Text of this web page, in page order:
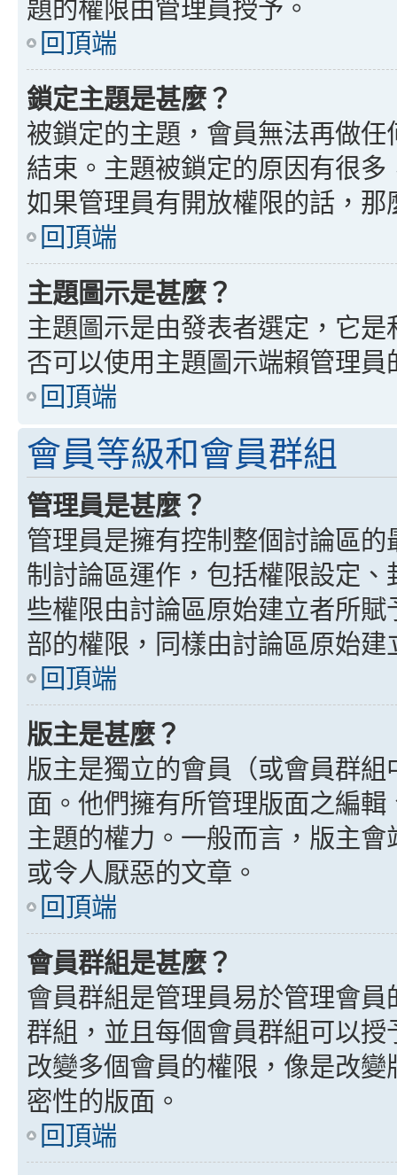
題的權限由管理員授予。
回頂端
鎖定主題是甚麼？
被鎖定的主題，會員無法再做
結束。主題被鎖定的原因有很
如果管理員有開放權限的話，
回頂端
主題圖示是甚麼？
主題圖示是由發表者選定，它
否可以使用主題圖示端賴管理員
回頂端
會員等級和會員群組
管理員是甚麼？
管理員是擁有控制整個討論區
制討論區運作，包括權限設定
些權限由討論區原始建立者所
部的權限，同樣由討論區原始建
回頂端
版主是甚麼？
版主是獨立的會員（或會員群
面。他們擁有所管理版面之編
主題的權力。一般而言，版主
或令人厭惡的文章。
回頂端
會員群組是甚麼？
會員群組是管理員易於管理會
群組，並且每個會員群組可以
改變多個會員的權限，像是改
密性的版面。
回頂端